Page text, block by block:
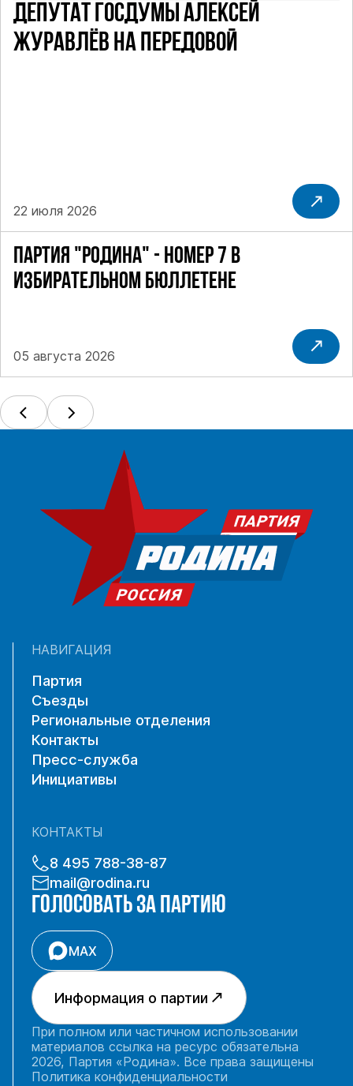
ПАРТИЯ "РОДИНА" - НОМЕР 7 В
ИЗБИРАТЕЛЬНОМ БЮЛЛЕТЕНЕ
05 августа 2026
ДЕПУТАТ ГОСДУМЫ АЛЕКСЕЙ
ЖУРАВЛЁВ НА ПЕРЕДОВОЙ
22 июля 2026
НАВИГАЦИЯ
Партия
Съезды
Региональные отделения
Контакты
Пресс-служба
Инициативы
КОНТАКТЫ
8 495 788-38-87
mail@rodina.ru
ГОЛОСОВАТЬ ЗА ПАРТИЮ
MAX
Информация о партии
При полном или частичном использовании
материалов ссылка на ресурс обязательна
2026, Партия «Родина». Все права защищены
Политика конфиденциальности